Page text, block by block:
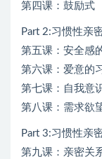
第四课：鼓励式
Part 2:习惯性亲
第五课：安全感
第六课：爱意的
第七课：自我意
第八课：需求欲
Part 3:习惯性亲
第九课：亲密关